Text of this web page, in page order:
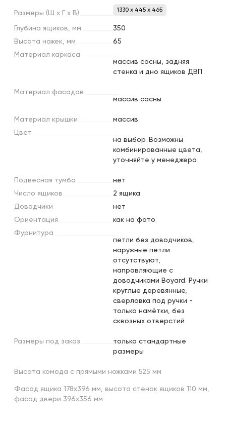
Размеры (Ш х х В) 1330 x 445 x 465
Глубина ящиков, мм
350
Высота ножек, мм
65
Материал каркаса
массив сосны, задняя
стенка и дно ящиков ДВП
Материал фасадов
массив сосны
Материал крышки
массив
Цвет
на выбор. Возможны
комбинированные цвета,
уточняйте у менеджера
Подвесная тумба
нет
Число ящиков
2 ящика
Доводчики
нет
Ориентация
как на фото
Фурнитура
петли без доводчиков,
наружные петли
отсутствуют,
направляющие с
доводчиками Boyard. Ручки
круглые деревянные,
сверловка под ручки -
только намётки, без
сквозных отверстий
Размеры под заказ
только стандартные
размеры
Высота комода с прямыми ножками 525 мм
Фасад ящика 178х396 мм, высота стенок ящиков 110 мм,
фасад двери 396х356 мм